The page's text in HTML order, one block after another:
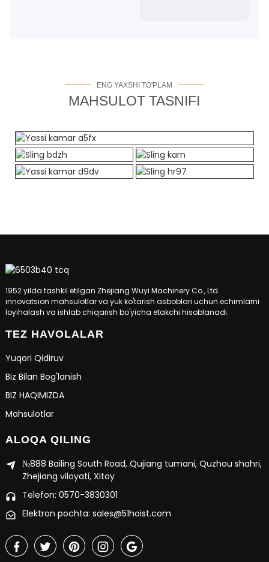
ENG YAXSHI TO'PLAM
MAHSULOT TASNIFI
1952 yilda tashkil etilgan Zhejiang Wuyi Machinery Co., Ltd.
innovatsion mahsulotlar va yuk ko'tarish asboblari uchun echimlarni
loyihalash va ishlab chiqarish bo'yicha etakchi hisoblanadi.
TEZ HAVOLALAR
Yuqori Qidiruv
Biz Bilan Bog'lanish
BIZ HAQIMIZDA
Mahsulotlar
ALOQA QILING
№888 Bailing South Road, Qujiang tumani, Quzhou shahri,
Zhejiang viloyati, Xitoy
Telefon: 0570-3830301
Elektron pochta: sales@51hoist.com